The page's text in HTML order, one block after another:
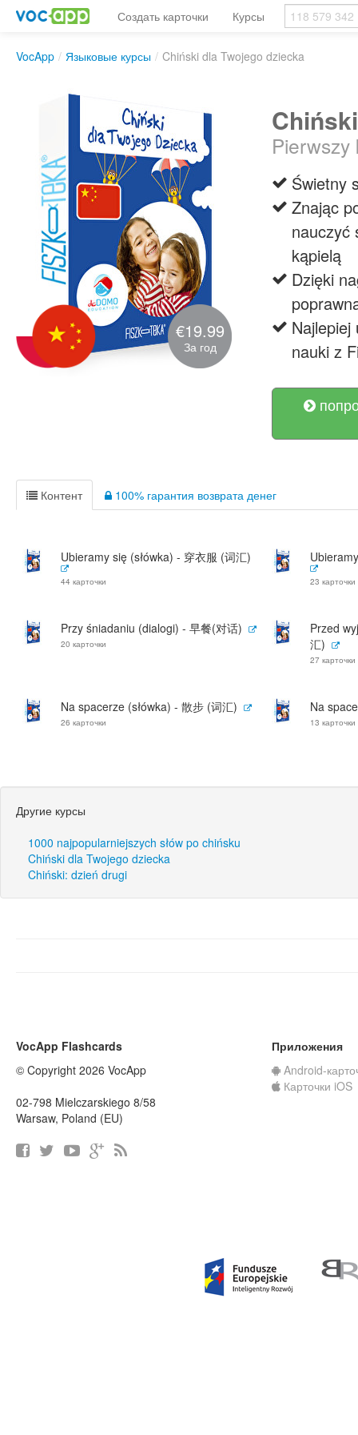
Создать карточки Курсы
VocApp / Языковые курсы / Chiński dla Twojego dziecka
€19.99
За год
Świetny
Znając
nauczyć
kąpielą
Dzięki
nauki z
Контент 100% гарантия возврата денег
Ubieramy się (słówka) - 穿衣服 (词汇)
44 карточки 23 карточки
Przy śniadaniu (dialogi) - 早餐(对话)
20 карточки
Przed
汇)
27 карточки
Na spacerze (słówka) - 散步 (词汇)
26 карточки
Na
13 карточки
Другие курсы
1000 najpopularniejszych słów po chińsku
Chiński dla Twojego dziecka
Chiński: dzień drugi
VocApp Flashcards
© Copyright 2026 VocApp
02-798 Mielczarskiego 8/58
Warsaw, Poland (EU)
Приложения
Android-
Карточки iOS